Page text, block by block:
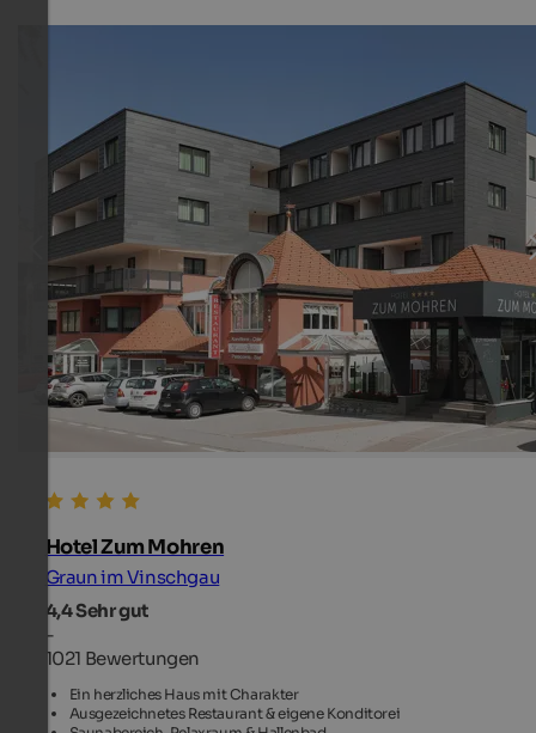
Hotel Zum Mohren
Graun im Vinschgau
4,4Sehr gut
-
1021 Bewertungen
Ein herzliches Haus mit Charakter
Ausgezeichnetes Restaurant & eigene Konditorei